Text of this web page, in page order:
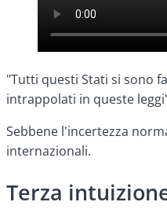
"Tutti questi Stati si sono
intrappolati in queste
Sebbene l'incertezza
internazionali.
Terza